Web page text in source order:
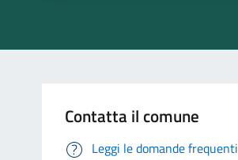
Contatta il comune
Leggi le domande frequenti